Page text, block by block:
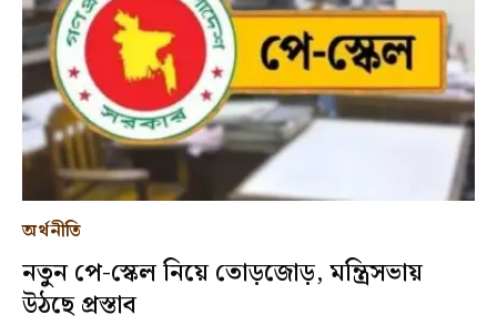
অর্থনীতি
নতুন পে-স্কেল নিয়ে তোড়জোড়, মন্ত্রিসভায়
উঠছে প্রস্তাব